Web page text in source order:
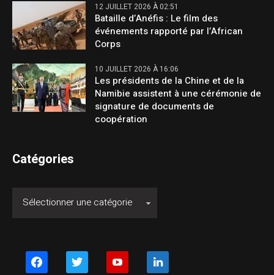
12 JUILLET 2026 À 02:51
Bataille d’Anéfis : Le film des
événements rapporté par l’African
Corps
10 JUILLET 2026 À 16:06
Les présidents de la Chine et de la
Namibie assistent à une cérémonie de
signature de documents de
coopération
Catégories
facebook twitter youtube linkedin